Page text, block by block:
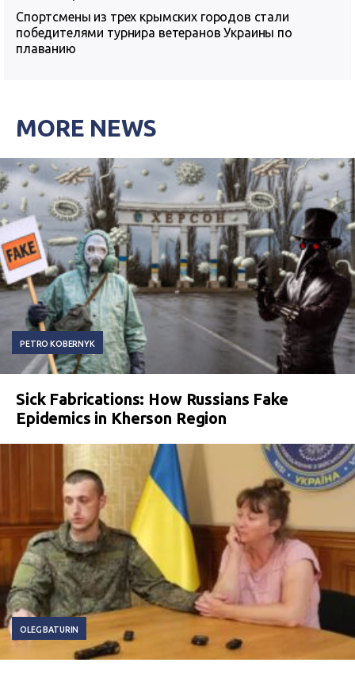
Спортсмены из трех крымских городов стали
победителями турнира ветеранов Украины по
плаванию
MORE NEWS
PETRO KOBERNYK
Sick Fabrications: How Russians Fake
Epidemics in Kherson Region
OLEG BATURIN